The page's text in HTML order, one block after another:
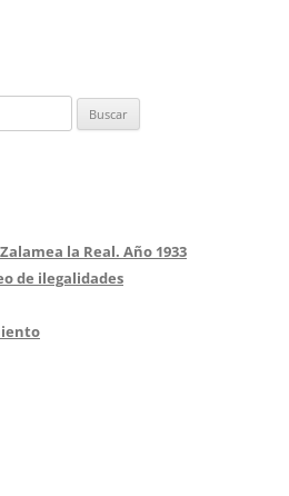
la Real. Año 1933
de ilegalidades